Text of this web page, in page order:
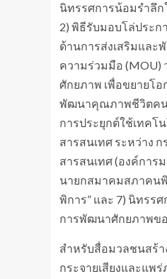
นิทรรศการน้อมรำลึ
2) พิธีรับมอบโล่ประก
ด้านการส่งเสริมและ
ความร่วมมือ (MOU)
ศักยภาพ เพื่อขยายโ
พัฒนาคุณภาพชีวิตคน
การประยุกต์ใช้เทค
สารสนเทศ ระหว่าง
สารสนเทศ (องค์การ
นายกสมาคมสภาคนพิ
พิการ” และ 7) นิทรร
การพัฒนาศักยภาพข
สำหรับสื่อมวลชนสร้า
กระจายเสียงและแพ